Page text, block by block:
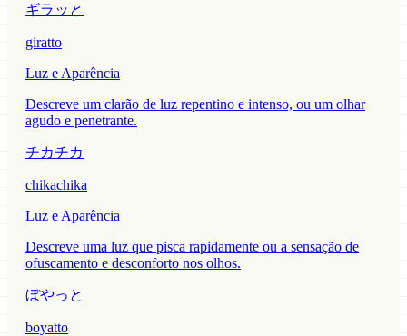
ギラッと
giratto
Luz e Aparência
Descreve um clarão de luz repentino e intenso, ou um olhar
agudo e penetrante.
チカチカ
chikachika
Luz e Aparência
Descreve uma luz que pisca rapidamente ou a sensação de
ofuscamento e desconforto nos olhos.
ぼやっと
boyatto